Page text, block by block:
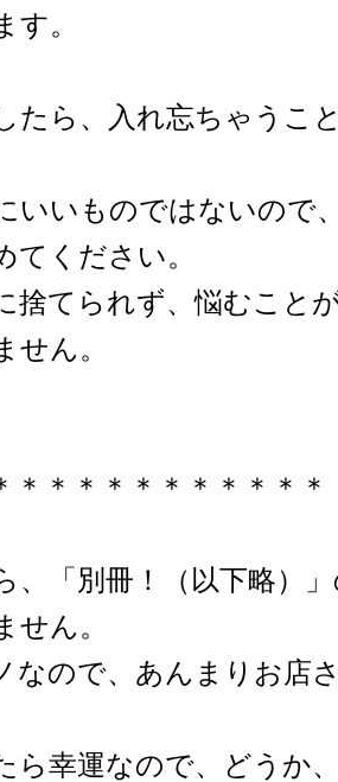
す。
たら、入れ忘ちゃうこ
いいものではないので
てください。
捨てられず、悩むこと
せん。
＊＊＊＊＊＊＊＊＊＊＊
、「別冊！（以下略）
せん。
なので、あんまりお店
ら幸運なので、どうか